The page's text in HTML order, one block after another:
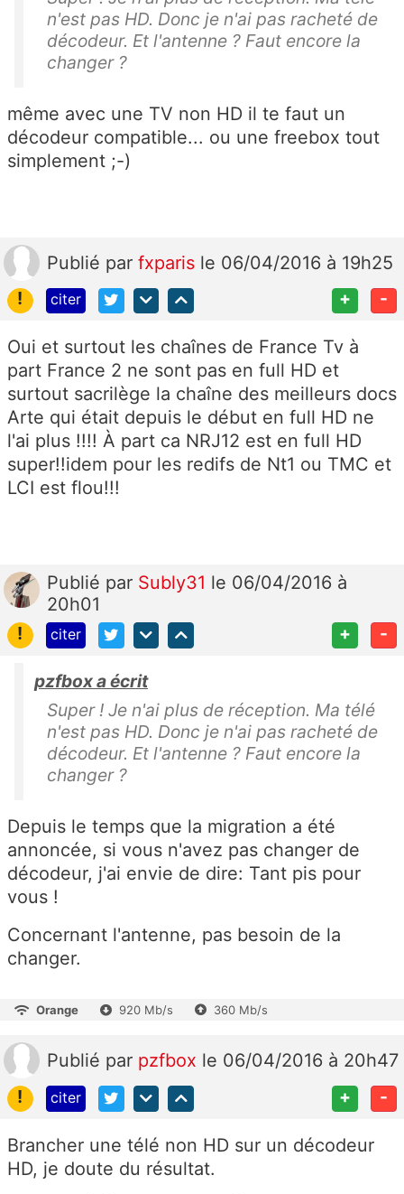
n'est pas HD. Donc je n'ai pas racheté de
décodeur. Et l'antenne ? Faut encore la
changer ?
même avec une TV non HD il te faut un
décodeur compatible... ou une freebox tout
simplement ;-)
Publié par fxparis le 06/04/2016 à 19h25
!
citer + -
Oui et surtout les chaînes de France Tv à
part France 2 ne sont pas en full HD et
surtout sacrilège la chaîne des meilleurs docs
Arte qui était depuis le début en full HD ne
l'ai plus !!!! À part ca NRJ12 est en full HD
super!!idem pour les redifs de Nt1 ou TMC et
LCI est flou!!!
Publié par Subly31 le 06/04/2016 à
20h01
!
citer + -
pzfbox a écrit
Super ! Je n'ai plus de réception. Ma télé
n'est pas HD. Donc je n'ai pas racheté de
décodeur. Et l'antenne ? Faut encore la
changer ?
Depuis le temps que la migration a été
annoncée, si vous n'avez pas changer de
décodeur, j'ai envie de dire: Tant pis pour
vous !
Concernant l'antenne, pas besoin de la
changer.
Orange 920 Mb/s 360 Mb/s
Publié par pzfbox le 06/04/2016 à 20h47
!
citer + -
Brancher une télé non HD sur un décodeur
HD, je doute du résultat.